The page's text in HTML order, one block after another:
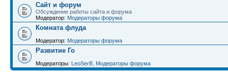
Сайт и форум
Обсуждение работы сайта и форума
Модератор: Модераторы форума
Комната флуда
Модератор: Модераторы форума
Развитие Го
Модераторы: LeoSerB Модераторы форума